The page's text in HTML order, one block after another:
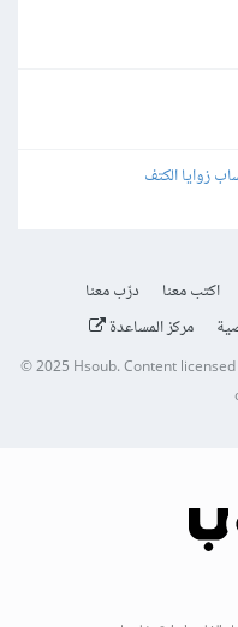
اكتب معنا
درّب معنا
مركز المساعدة
© 2025 Hsoub.Content